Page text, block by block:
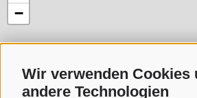
Wir verwenden Cookies
andere Technologien
−